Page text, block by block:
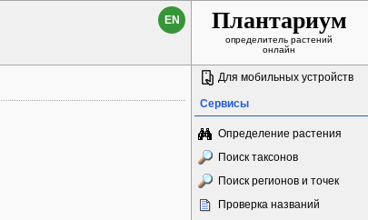
EN Плантариум
определитель растений
онлайн
Для мобильных устройств
Сервисы
Определение растения
Поиск таксонов
Поиск регионов и точек
Проверка названий